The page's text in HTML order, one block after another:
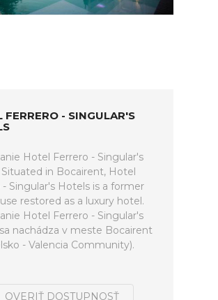
FERRERO - SINGULAR'S
Hotel Ferrero - Singular's
Situated in Bocairent, Hotel
- Singular's Hotels is a former
restored as a luxury hotel.
Hotel Ferrero - Singular's
nachádza v meste Bocairent
- Valencia Community).
OVERIŤ DOSTUPNOSŤ